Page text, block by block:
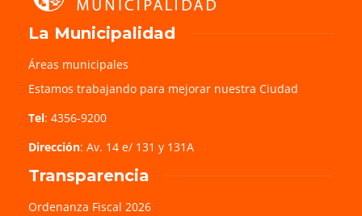
La Municipalidad
Áreas municipales
Estamos trabajando para mejorar nuestra Ciudad
Tel: 4356-9200
Dirección: Av. 14 e/ 131 y 131A
Transparencia
Ordenanza Fiscal 2026